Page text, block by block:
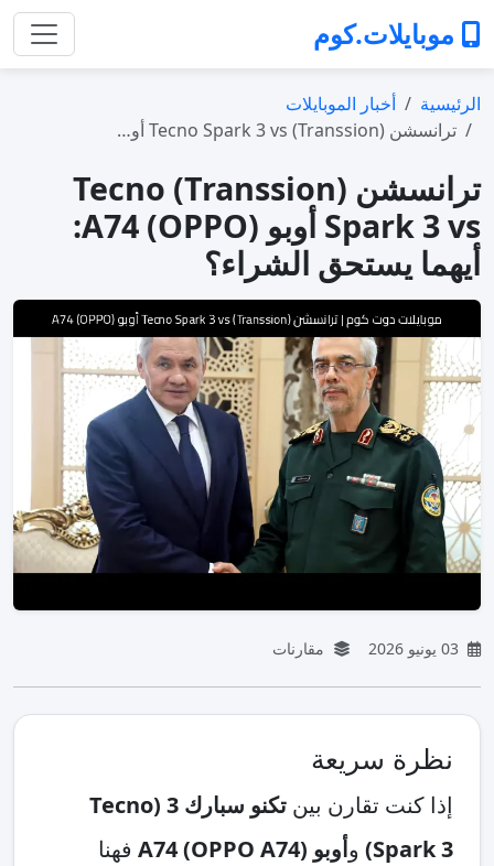
موبايلات.كوم
الرئيسية
أخبار الموبايلات
ترانسشن (Transsion) Tecno Spark 3 vs أو…
ترانسشن (Transsion) Tecno
Spark 3 vs أوبو (OPPO) A74:
أيهما يستحق الشراء؟
مقارنات
نظرة سريعة
إذا كنت تقارن بين
تكنو سبارك 3 (Tecno
Spark 3) وأوبو A74 (OPPO A74)
فهنا